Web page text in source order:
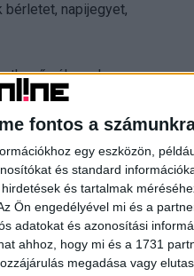
fontos a
egy eszközön,
és standard
és tartalmak
Ön engedélyével mi és a
adatokat és azonosítási
ahhoz, hogy mi és a 1731
megadása vagy
napijegyet,
válaszok
kérdése, úgy
is, miszerint az
vélekednek a
Valmar, Carson
hatalmas
a BME Egyetemi
részt vesznek